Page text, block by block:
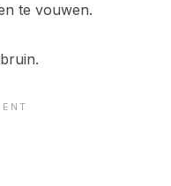
te vouwen.